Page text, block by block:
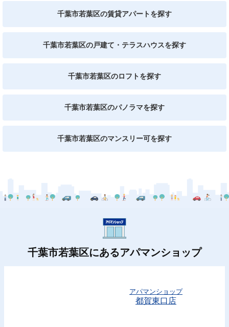
千葉市若葉区の賃貸アパートを探す
千葉市若葉区の戸建て・テラスハウスを探す
千葉市若葉区のロフトを探す
千葉市若葉区のパノラマを探す
千葉市若葉区のマンスリー可を探す
千葉市若葉区にあるアパマンショップ
アパマンショップ
都賀東口店